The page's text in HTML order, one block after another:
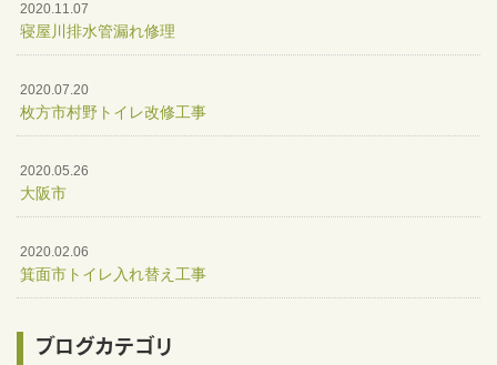
2020.11.07
寝屋川排水管漏れ修理
2020.07.20
枚方市村野トイレ改修工事
2020.05.26
大阪市
2020.02.06
箕面市トイレ入れ替え工事
ブログカテゴリ